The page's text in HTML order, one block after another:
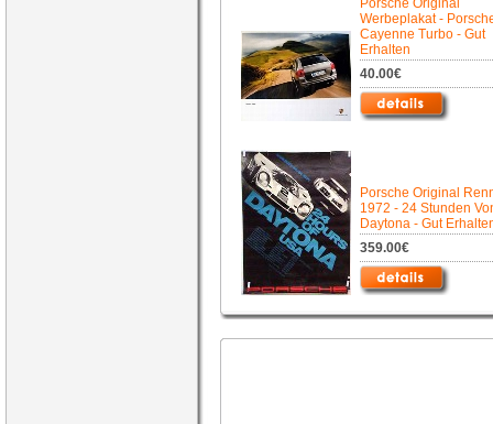
Porsche Original
Werbeplakat -
Cayenne Turbo - Gut
Erhalten
40.00€
Porsche Original
1972 - 24 Stunden
Daytona - Gut
359.00€